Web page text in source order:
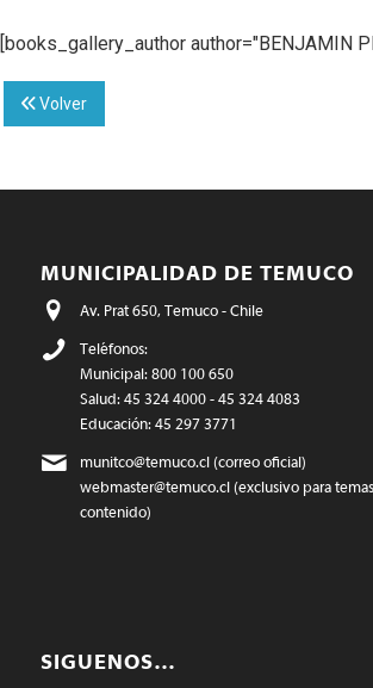
[books_gallery_author author="BENJAMIN
Volver
MUNICIPALIDAD DE TEMUCO
Av. Prat 650, Temuco - Chile
Teléfonos:
Municipal: 800 100 650
Salud: 45 324 4000 - 45 324 4083
Educación: 45 297 3771
munitco@temuco.cl(correo oficial)
webmaster@temuco.cl(exclusivo para
contenido)
SIGUENOS…